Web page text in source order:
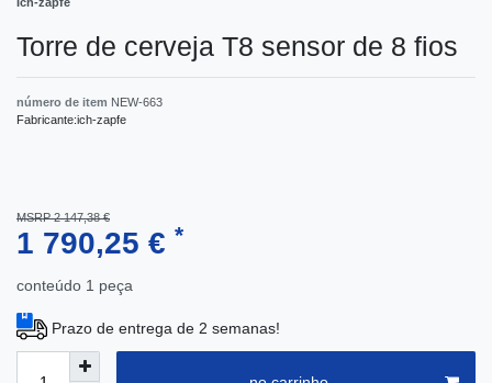
Torre de cerveja T8 sensor de 8 fios
número de item NEW-663
Fabricante:ich-zapfe
MSRP 2 147,38 €
1 790,25 € *
conteúdo 1 peça
Prazo de entrega de 2 semanas!